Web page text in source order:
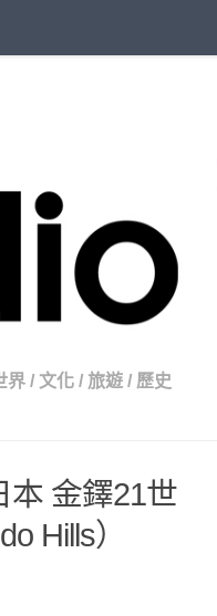
界 / 文化 / 旅遊 / 歷史
金鐸21世
Hills）